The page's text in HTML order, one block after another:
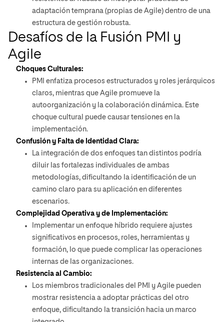
adaptación temprana (propias de Agile) dentro de una
estructura de gestión robusta.
Desafíos de la Fusión PMI y
Agile
Choques Culturales:
PMI enfatiza procesos estructurados y roles jerárquicos
claros, mientras que Agile promueve la
autoorganización y la colaboración dinámica. Este
choque cultural puede causar tensiones en la
implementación.
Confusión y Falta de Identidad Clara:
La integración de dos enfoques tan distintos podría
diluir las fortalezas individuales de ambas
metodologías, dificultando la identificación de un
camino claro para su aplicación en diferentes
escenarios.
Complejidad Operativa y de Implementación:
Implementar un enfoque híbrido requiere ajustes
significativos en procesos, roles, herramientas y
formación, lo que puede complicar las operaciones
internas de las organizaciones.
Resistencia al Cambio:
Los miembros tradicionales del PMI y Agile pueden
mostrar resistencia a adoptar prácticas del otro
enfoque, dificultando la transición hacia un marco